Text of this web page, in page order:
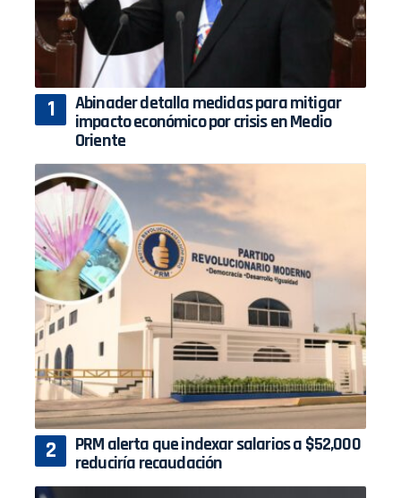
Abinader detalla medidas para mitigar
impacto económico por crisis en Medio
Oriente
PRM alerta que indexar salarios a $52,000
reduciría recaudación